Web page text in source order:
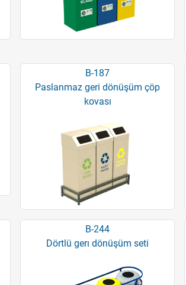
B-187
Paslanmaz geri dönüşüm çöp
kovası
B-244
Dörtlü gerı dönüşüm seti